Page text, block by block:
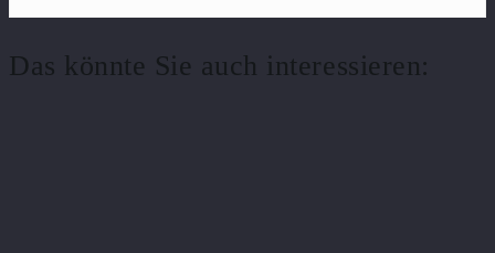
Das könnte Sie auch interessieren: